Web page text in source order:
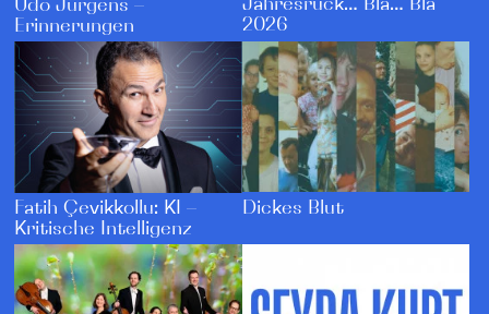
Udo Jürgens –
Erinnerungen
Jahresrück… Bla… Bla
2026
Fatih Çevikkollu: KI –
Kritische Intelligenz
Dickes Blut